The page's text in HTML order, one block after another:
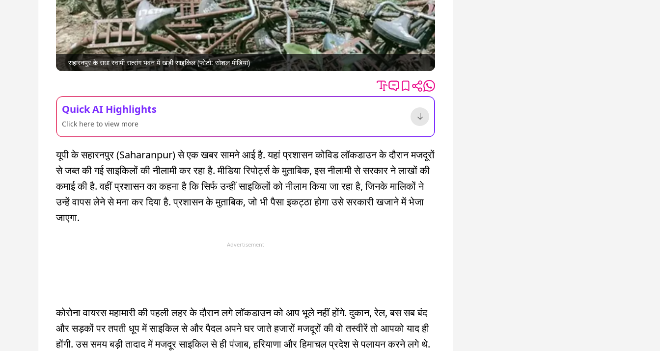
सहारनपुर के राधा स्वामी सत्संग भवन में खड़ी साइकिल (फोटो: सोशल मीडिया)
Quick AI Highlights
Click here to view more
यूपी के सहारनपुर (Saharanpur) से एक खबर सामने आई है. यहां प्रशासन कोविड लॉकडाउन के दौरान मजदूरों
से जब्त की गई साइकिलों की नीलामी कर रहा है. मीडिया रिपोर्ट्स के मुताबिक, इस नीलामी से सरकार ने लाखों की
कमाई की है. वहीं प्रशासन का कहना है कि सिर्फ उन्हीं साइकिलों को नीलाम किया जा रहा है, जिनके मालिकों ने
उन्हें वापस लेने से मना कर दिया है. प्रशासन के मुताबिक, जो भी पैसा इकट्ठा होगा उसे सरकारी खजाने में भेजा
जाएगा.
Advertisement
कोरोना वायरस महामारी की पहली लहर के दौरान लगे लॉकडाउन को आप भूले नहीं होंगे. दुकान, रेल, बस सब बंद
और सड़कों पर तपती धूप में साइकिल से और पैदल अपने घर जाते हजारों मजदूरों की वो तस्वीरें तो आपको याद ही
होंगी. उस समय बड़ी तादाद में मजदूर साइकिल से ही पंजाब, हरियाणा और हिमाचल प्रदेश से पलायन करने लगे थे.